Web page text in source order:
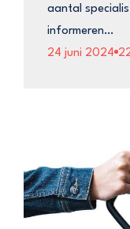
aantal
informeren…
24 juni 2024